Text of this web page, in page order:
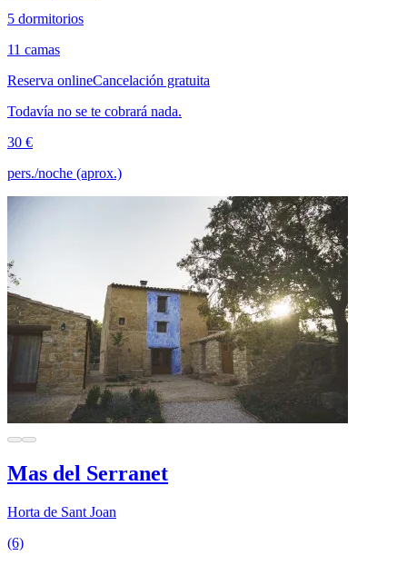
5 dormitorios
11 camas
Reserva onlineCancelación gratuita
Todavía no se te cobrará nada.
30 €
pers./noche (aprox.)
Mas del Serranet
Horta de Sant Joan
(6)